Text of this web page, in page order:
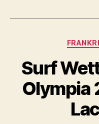
Surf
Olympia